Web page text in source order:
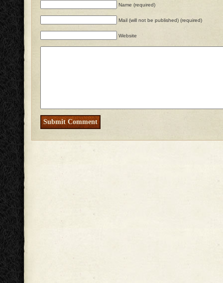
Name (required)
Mail (will not be published) (required)
Website